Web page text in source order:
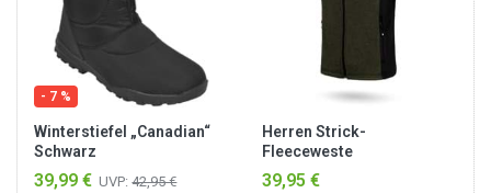
- 7 %
Winterstiefel „Canadian“
Schwarz
39,99 € UVP: 42,95 €
Herren Strick-
Fleeceweste
„Shamattawa“ Oliv
39,95 €